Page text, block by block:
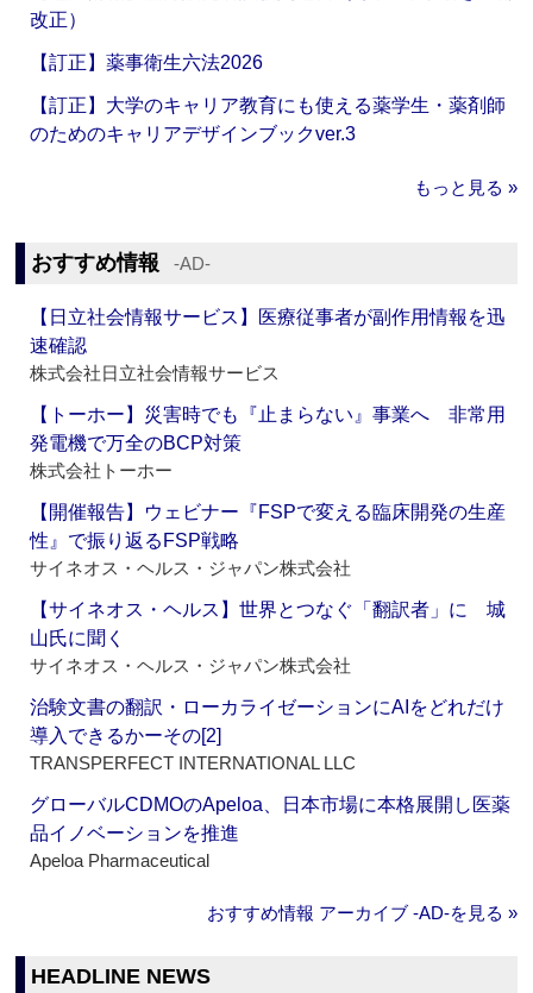
改正）
【訂正】薬事衛生六法2026
【訂正】大学のキャリア教育にも使える薬学生・薬剤師
のためのキャリアデザインブックver.3
もっと見る »
おすすめ情報 ‐AD‐
【日立社会情報サービス】医療従事者が副作用情報を迅
速確認
株式会社日立社会情報サービス
【トーホー】災害時でも『止まらない』事業へ 非常用
発電機で万全のBCP対策
株式会社トーホー
【開催報告】ウェビナー『FSPで変える臨床開発の生産
性』で振り返るFSP戦略
サイネオス・ヘルス・ジャパン株式会社
【サイネオス・ヘルス】世界とつなぐ「翻訳者」に 城
山氏に聞く
サイネオス・ヘルス・ジャパン株式会社
治験文書の翻訳・ローカライゼーションにAIをどれだけ
導入できるかーその[2]
TRANSPERFECT INTERNATIONAL LLC
グローバルCDMOのApeloa、日本市場に本格展開し医薬
品イノベーションを推進
Apeloa Pharmaceutical
おすすめ情報 アーカイブ ‐AD‐を見る »
HEADLINE NEWS